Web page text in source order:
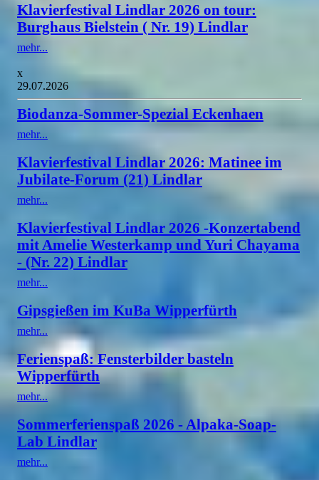
Klavierfestival Lindlar 2026 on tour:
Burghaus Bielstein ( Nr. 19) Lindlar
mehr...
x
29.07.2026
Biodanza-Sommer-Spezial Eckenhaen
mehr...
Klavierfestival Lindlar 2026: Matinee im
Jubilate-Forum (21) Lindlar
mehr...
Klavierfestival Lindlar 2026 -Konzertabend
mit Amelie Westerkamp und Yuri Chayama
- (Nr. 22) Lindlar
mehr...
Gipsgießen im KuBa Wipperfürth
mehr...
Ferienspaß: Fensterbilder basteln
Wipperfürth
mehr...
Sommerferienspaß 2026 - Alpaka-Soap-
Lab Lindlar
mehr...